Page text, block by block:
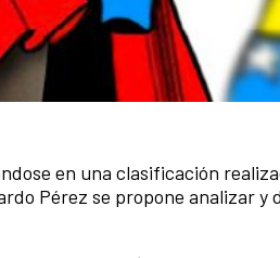
en una clasificación
Pérez se propone analizar y